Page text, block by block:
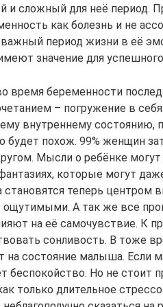
и сложный для неё период.
как болезнь и не
важный период жизни в её
значение для
время беременности
– погружение в
внутреннему состоянию,
будет похож. 99% женщин
Мысли о ребёнке
которые могут
теперь центром
ощутимыми. А так же все
на её самочувствие. К
сонливость. В тоже
на состояние малыша. Если
Но не стоит
только длительное